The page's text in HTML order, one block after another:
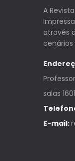
A
através
cenários
salas
E-mail: